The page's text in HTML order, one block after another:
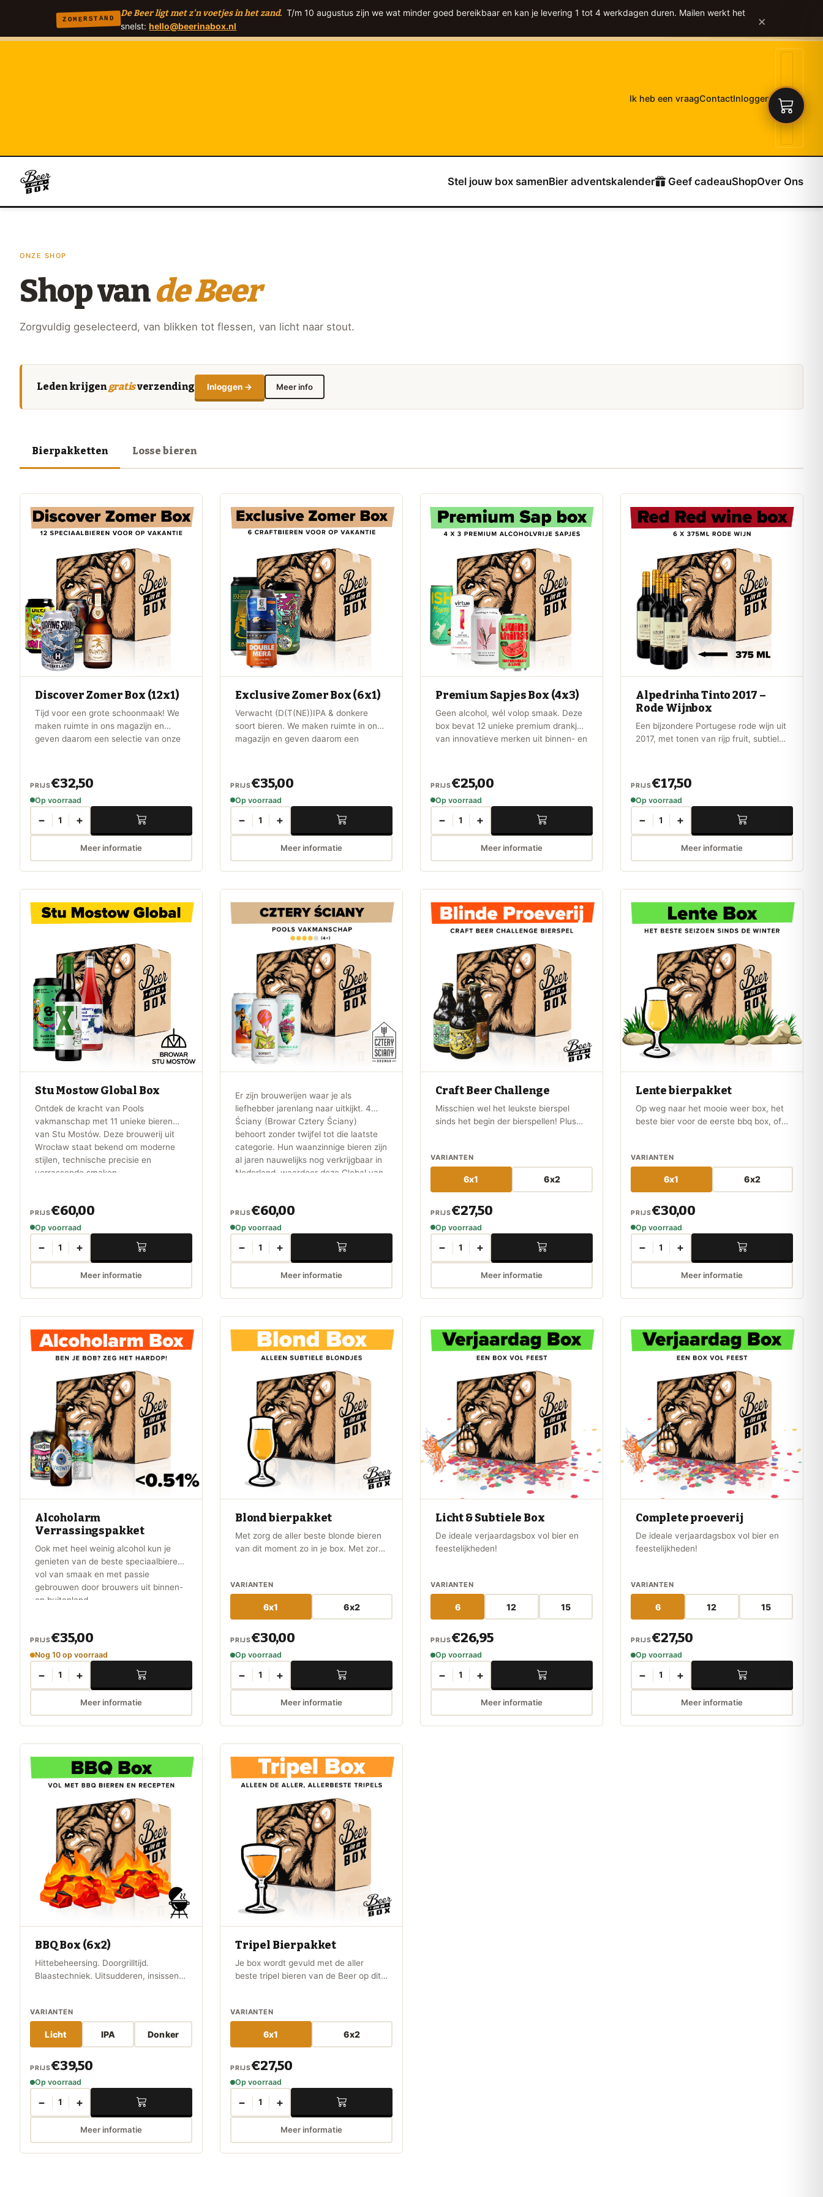
ZOMERSTAND
De Beer ligt met z'n voetjes in het zand. T/m 10 augustus zijn we wat minder goed bereikbaar en kan je levering 1 tot 4 werkdagen duren. Mailen werkt het
snelst:hello@beerinabox.nl ×
Ik heb een vraagContactInloggen
Stel jouw box samenBier adventskalender Geef cadeauShopOver Ons
ONZE SHOP
Shop vande Beer
Zorgvuldig geselecteerd, van blikken tot flessen, van licht naar stout.
Leden krijgengratisverzending Inloggen → Meer info
Bierpakketten Losse bieren
Discover Zomer Box (12x1)
Tijd voor een grote schoonmaak! We
maken ruimte in ons magazijn en
geven daarom een selectie van onze
verrassende parels, unieke bieren en
dikke deals.
PRIJS€32,50
Op voorraad
− 1 +
Meer informatie
Exclusive Zomer Box (6x1)
Verwacht (D(T(NE))IPA & donkere
soort bieren. We maken ruimte in ons
magazijn en geven daarom een
PRIJS€35,00
Op voorraad
− 1 +
Meer informatie
Premium Sapjes Box (4x3)
Geen alcohol, wél volop smaak. Deze
box bevat 12 unieke premium drankjes
van innovatieve merken uit binnen- en
of gewoon om iets nieuws te
ontdekken.
PRIJS€25,00
Op voorraad
− 1 +
Meer informatie
Alpedrinha Tinto 2017 –
Rode Wijnbox
Een bijzondere Portugese rode wijn uit
2017, met tonen van rijp fruit, subtiele
flessen voor een uniek proefmoment.
PRIJS€17,50
Op voorraad
− 1 +
Meer informatie
Stu Mostow Global Box
Ontdek de kracht van Pools
vakmanschap met 11 unieke bieren
van Stu Mostów. Deze brouwerij uit
Wrocław staat bekend om moderne
stijlen, technische precisie en
verrassende smaken.
PRIJS€60,00
Op voorraad
− 1 +
Meer informatie
Er zijn brouwerijen waar je als
liefhebber jarenlang naar uitkijkt. 4
Ściany (Browar Cztery Ściany)
behoort zonder twijfel tot die laatste
categorie. Hun waanzinnige bieren zijn
al jaren nauwelijks nog verkrijgbaar in
Nederland, waardoor deze Global van
PRIJS€60,00
Op voorraad
− 1 +
Meer informatie
Craft Beer Challenge
Misschien wel het leukste bierspel
sinds het begin der bierspellen! Plus
VARIANTEN
6x1 6x2
PRIJS€27,50
Op voorraad
− 1 +
Meer informatie
Lente bierpakket
Op weg naar het mooie weer box, het
beste bier voor de eerste bbq box, of
VARIANTEN
6x1 6x2
PRIJS€30,00
Op voorraad
− 1 +
Meer informatie
Alcoholarm
Verrassingspakket
Ook met heel weinig alcohol kun je
genieten van de beste speciaalbieren,
vol van smaak en met passie
gebrouwen door brouwers uit binnen-
en buitenland.
PRIJS€35,00
Nog 10 op voorraad
− 1 +
Meer informatie
Blond bierpakket
Met zorg de aller beste blonde bieren
van dit moment zo in je box. Met zorg
VARIANTEN
6x1 6x2
PRIJS€30,00
Op voorraad
− 1 +
Meer informatie
Licht & Subtiele Box
De ideale verjaardagsbox vol bier en
feestelijkheden!
VARIANTEN
6 12 15
PRIJS€26,95
Op voorraad
− 1 +
Meer informatie
Complete proeverij
De ideale verjaardagsbox vol bier en
feestelijkheden!
VARIANTEN
6 12 15
PRIJS€27,50
Op voorraad
− 1 +
Meer informatie
BBQ Box (6x2)
Hittebeheersing. Doorgrilltijd.
Blaastechniek. Uitsudderen, insissen
VARIANTEN
Licht IPA Donker
PRIJS€39,50
Op voorraad
− 1 +
Meer informatie
Tripel Bierpakket
Je box wordt gevuld met de aller
beste tripel bieren van de Beer op dit
nieuwste tripel bieren van de Craft
VARIANTEN
6x1 6x2
PRIJS€27,50
Op voorraad
− 1 +
Meer informatie